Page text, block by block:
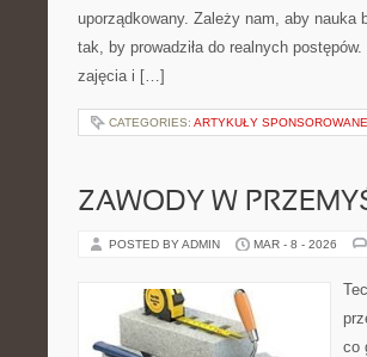
uporządkowany. Zależy nam, aby nauka
tak, by prowadziła do realnych
zajęcia i […]
CATEGORIES: ARTYKUŁY SPONSOROWANE
ZAWODY W
POSTED BY ADMIN MAR - 8 - 2026
co